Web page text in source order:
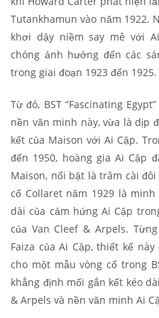
Tutankhamun vào năm 1922.
khơi dậy niềm say mê với
chóng ảnh hưởng đến các
trong giai đoạn 1923 đến 1925.
Từ đó, BST “Fascinating
nền văn minh này, vừa là dịp
kết của Maison với Ai Cập.
đến 1950, hoàng gia Ai Cập
Maison, nổi bật là trâm cài
cổ Collaret năm 1929 là
dài của cảm hứng Ai Cập
của Van Cleef & Arpels.
Faiza của Ai Cập, thiết kế
cho một mẫu vòng cổ trong
khẳng định mối gắn kết kéo
& Arpels và nền văn minh Ai